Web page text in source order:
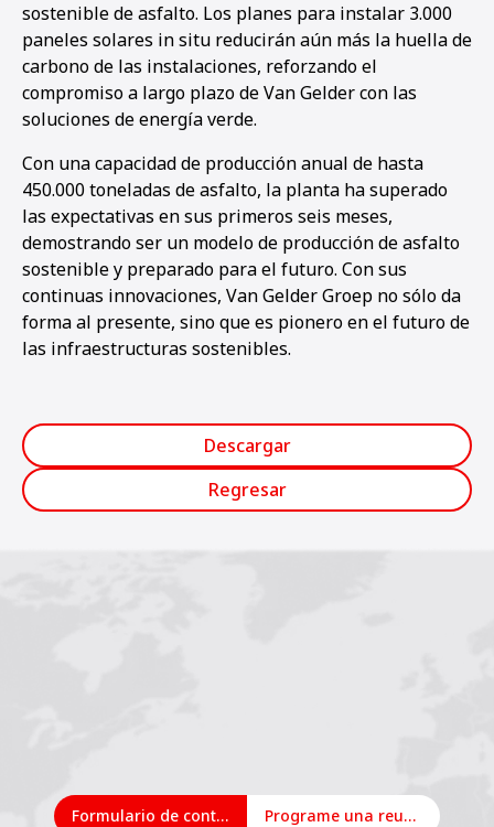
sostenible de asfalto. Los planes para instalar 3.000
paneles solares in situ reducirán aún más la huella de
carbono de las instalaciones, reforzando el
compromiso a largo plazo de Van Gelder con las
soluciones de energía verde.
Con una capacidad de producción anual de hasta
450.000 toneladas de asfalto, la planta ha superado
las expectativas en sus primeros seis meses,
demostrando ser un modelo de producción de asfalto
sostenible y preparado para el futuro. Con sus
continuas innovaciones, Van Gelder Groep no sólo da
forma al presente, sino que es pionero en el futuro de
las infraestructuras sostenibles.
Descargar
Regresar
Formulario de contacto Programe una reunión en línea